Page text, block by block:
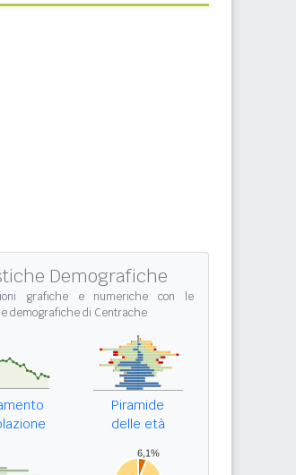
Demografiche
grafiche e numeriche con le
demografiche di Centrache
Piramide
delle età